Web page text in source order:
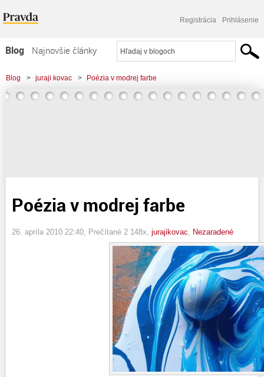
Registrácia Prihlásenie
Blog
Najnovšie články
Najčítanejšie články
Najkomentovanejšie články
Blog > juraji kovac > Poézia v modrej farbe
Poézia v modrej farbe
26. apríla 2010 22:40 , Prečítané 2 148x, jurajikovac Nezaradené